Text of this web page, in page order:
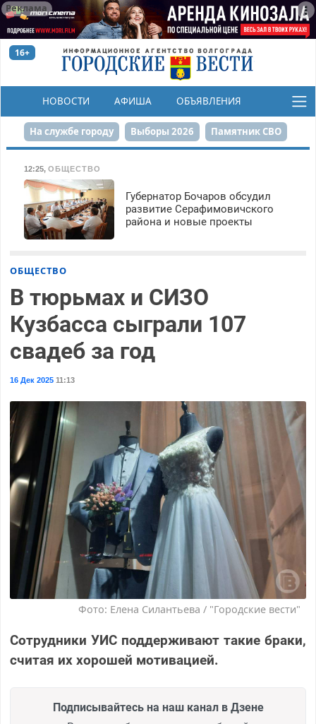
Реклама
16+
НОВОСТИ АФИША ОБЪЯВЛЕНИЯ
КОНКУРСЫ
На службе городу Выборы 2026 Памятник СВО
Набережная День Победы Реконструкция ЦПКиО
80-летие Победы Парк Героев-летчиков
12:25, ОБЩЕСТВО
Губернатор Бочаров обсудил
развитие Серафимовичского
района и новые проекты
ОБЩЕСТВО
В тюрьмах и СИЗО
Кузбасса сыграли 107
свадеб за год
16 Дек 202511:13
Фото: Елена Силантьева / "Городские вести"
Сотрудники УИС поддерживают такие браки,
считая их хорошей мотивацией.
Подписывайтесь на наш канал в Дзене